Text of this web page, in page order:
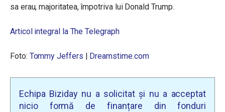
sa erau, majoritatea, împotriva lui Donald Trump.
Articol integral la The Telegraph
Foto: Tommy Jeffers | Dreamstime.com
Echipa Biziday nu a solicitat și nu a acceptat
nicio formă de finanțare din fonduri